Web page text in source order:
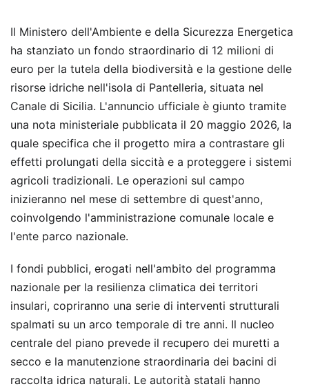
Il Ministero dell'Ambiente e della Sicurezza Energetica
ha stanziato un fondo straordinario di 12 milioni di
euro per la tutela della biodiversità e la gestione delle
risorse idriche nell'isola di Pantelleria, situata nel
Canale di Sicilia. L'annuncio ufficiale è giunto tramite
una nota ministeriale pubblicata il 20 maggio 2026, la
quale specifica che il progetto mira a contrastare gli
effetti prolungati della siccità e a proteggere i sistemi
agricoli tradizionali. Le operazioni sul campo
inizieranno nel mese di settembre di quest'anno,
coinvolgendo l'amministrazione comunale locale e
l'ente parco nazionale.
I fondi pubblici, erogati nell'ambito del programma
nazionale per la resilienza climatica dei territori
insulari, copriranno una serie di interventi strutturali
spalmati su un arco temporale di tre anni. Il nucleo
centrale del piano prevede il recupero dei muretti a
secco e la manutenzione straordinaria dei bacini di
raccolta idrica naturali. Le autorità statali hanno